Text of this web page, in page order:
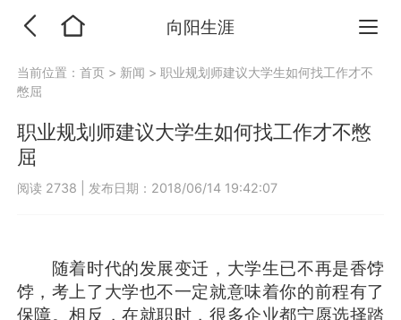
向阳生涯
当前位置：首页 > 新闻 >职业规划师建议大学生如何找工作才不
憋屈
职业规划师建议大学生如何找工作才不憋
屈
阅读 2738 发布日期：2018/06/14 19:42:07
随着时代的发展变迁，大学生已不再是香饽
饽，考上了大学也不一定就意味着你的前程有了
保障。相反，在就职时，很多企业都宁愿选择踏